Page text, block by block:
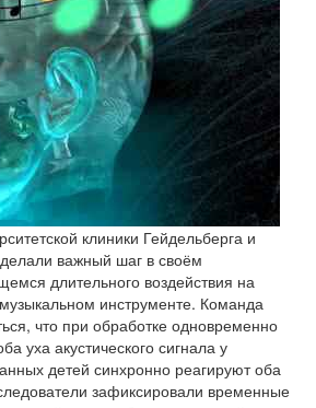
клиники Гейдельберга и
важный шаг в своём
длительного воздействия на
инструменте. Команда
что при обработке одновременно
уха акустического сигнала у
детей синхронно реагируют оба
зафиксировали временные